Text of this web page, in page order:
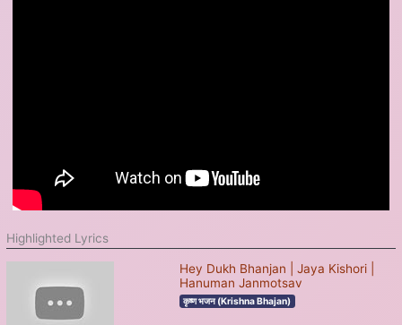
Highlighted Lyrics
Hey Dukh Bhanjan | Jaya Kishori |
Hanuman Janmotsav
कृष्ण भजन (Krishna Bhajan)